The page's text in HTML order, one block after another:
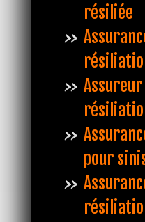
résiliée
pour